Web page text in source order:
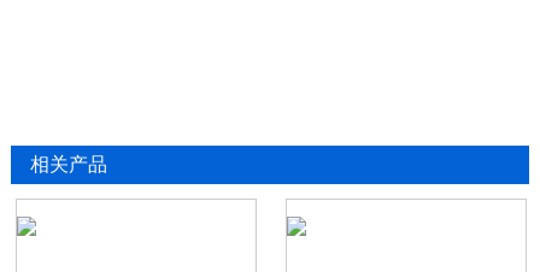
相关产品